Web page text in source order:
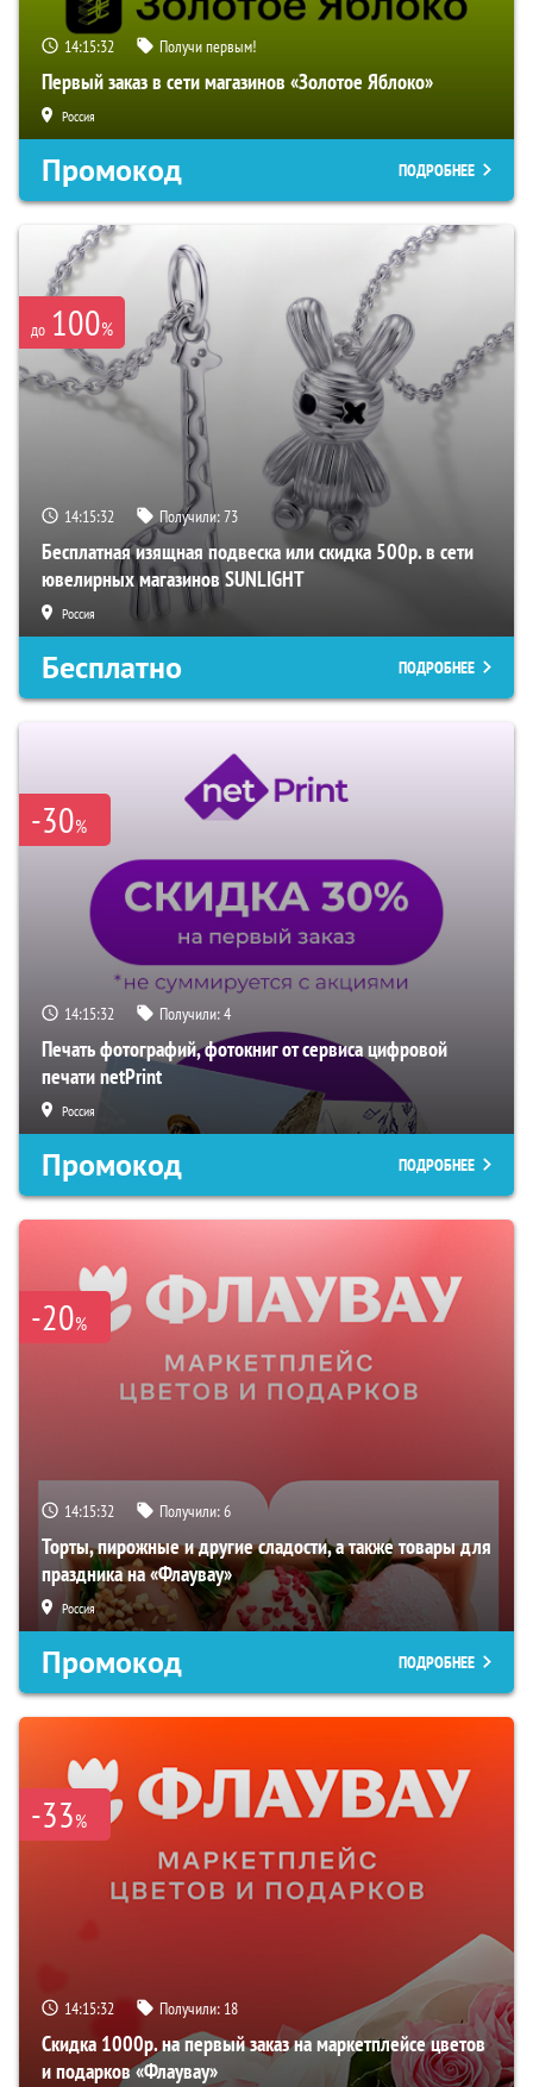
14:15:31 Получи первым!
Первый заказ в сети магазинов «Золотое Яблоко»
Россия
Промокод ПОДРОБНЕЕ
до 100%
14:15:31 Получили:73
Бесплатная изящная подвеска или скидка 500р. в сети
ювелирных магазинов SUNLIGHT
Россия
Бесплатно ПОДРОБНЕЕ
-30%
14:15:31 Получили:4
Печать фотографий, фотокниг от сервиса цифровой
печати netPrint
Россия
Промокод ПОДРОБНЕЕ
-20%
14:15:31 Получили:6
Торты, пирожные и другие сладости, а также товары для
праздника на «Флаувау»
Россия
Промокод ПОДРОБНЕЕ
-33%
14:15:31 Получили: 18
Скидка 1000р. на первый заказ на маркетплейсе цветов
и подарков «Флаувау»